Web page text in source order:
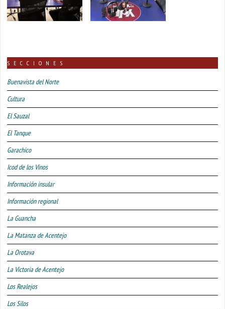
SECCIONES
Buenavista del Norte
Cultura
El Sauzal
El Tanque
Garachico
Icod de los Vinos
Información insular
Información regional
La Guancha
La Matanza de Acentejo
La Orotava
La Victoria de Acentejo
Los Realejos
Los Silos